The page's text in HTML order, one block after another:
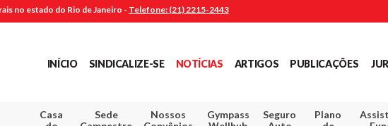
no estado do Rio de Janeiro - Telefone: (21) 2215-2443
INÍCIO SINDICALIZE-SE NOTÍCIAS ARTIGOS PUBLICAÇÕES
Casa
Sede
Nossos
Gympass
Seguro
Plano